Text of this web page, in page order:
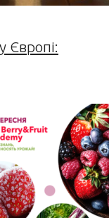
Європі: